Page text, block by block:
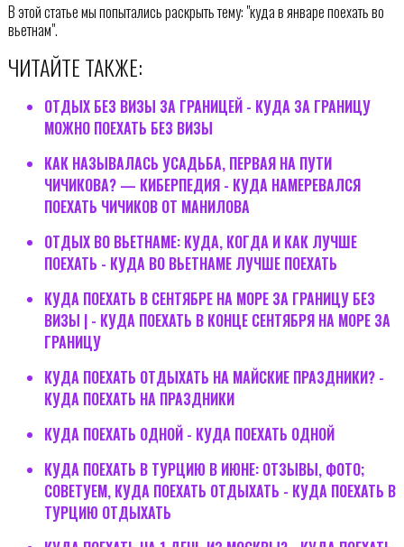
В этой статье мы попытались раскрыть тему: "куда в январе поехать во
вьетнам".
ЧИТАЙТЕ ТАКЖЕ:
ОТДЫХ БЕЗ ВИЗЫ ЗА ГРАНИЦЕЙ - КУДА ЗА ГРАНИЦУ
МОЖНО ПОЕХАТЬ БЕЗ ВИЗЫ
КАК НАЗЫВАЛАСЬ УСАДЬБА, ПЕРВАЯ НА ПУТИ
ЧИЧИКОВА? — КИБЕРПЕДИЯ - КУДА НАМЕРЕВАЛСЯ
ПОЕХАТЬ ЧИЧИКОВ ОТ МАНИЛОВА
ОТДЫХ ВО ВЬЕТНАМЕ: КУДА, КОГДА И КАК ЛУЧШЕ
ПОЕХАТЬ - КУДА ВО ВЬЕТНАМЕ ЛУЧШЕ ПОЕХАТЬ
КУДА ПОЕХАТЬ В СЕНТЯБРЕ НА МОРЕ ЗА ГРАНИЦУ БЕЗ
ВИЗЫ | - КУДА ПОЕХАТЬ В КОНЦЕ СЕНТЯБРЯ НА МОРЕ ЗА
ГРАНИЦУ
КУДА ПОЕХАТЬ ОТДЫХАТЬ НА МАЙСКИЕ ПРАЗДНИКИ? -
КУДА ПОЕХАТЬ НА ПРАЗДНИКИ
КУДА ПОЕХАТЬ ОДНОЙ - КУДА ПОЕХАТЬ ОДНОЙ
КУДА ПОЕХАТЬ В ТУРЦИЮ В ИЮНЕ: ОТЗЫВЫ, ФОТО;
СОВЕТУЕМ, КУДА ПОЕХАТЬ ОТДЫХАТЬ - КУДА ПОЕХАТЬ В
ТУРЦИЮ ОТДЫХАТЬ